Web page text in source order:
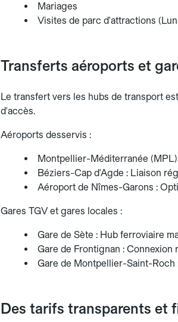
Mariages
Visites de parc d'attractions
Transferts aéroports et
Le transfert vers les hubs de transport
d'accès.
Aéroports desservis :
Montpellier-Méditerranée
Béziers-Cap d'Agde : Liaison
Aéroport de Nîmes-Garons :
Gares TGV et gares locales :
Gare de Sète : Hub ferroviaire
Gare de Frontignan : Connexion
Gare de Montpellier-Saint-
Des tarifs transparents et